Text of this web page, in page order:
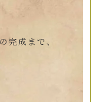
完成まで、